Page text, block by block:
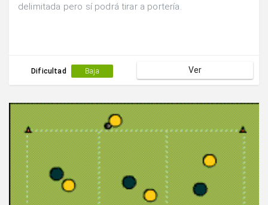
delimitada pero sí podrá tirar a portería.
Dificultad Baja Ver